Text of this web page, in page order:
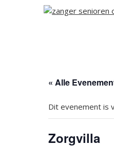
« Alle
Dit evenement is
Zorgvilla